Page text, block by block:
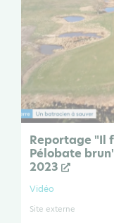
Reportage "Il
Pélobate
2023
Vidéo
Site externe